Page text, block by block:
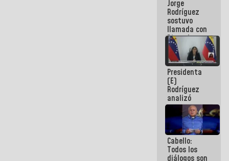
públicos
Jorge
Rodríguez
sostuvo
llamada con
Dinorah
Figuera y
acuerdan
primer
encuentro
presencial
para el
diálogo
Presidenta
(E)
Rodríguez
analizó
junto a
gobernadores
planes de
recuperación
del Sistema
Eléctrico
Cabello:
Todos los
diálogos son